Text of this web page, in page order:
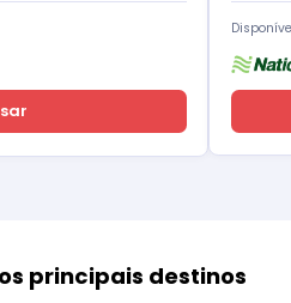
principais destinos